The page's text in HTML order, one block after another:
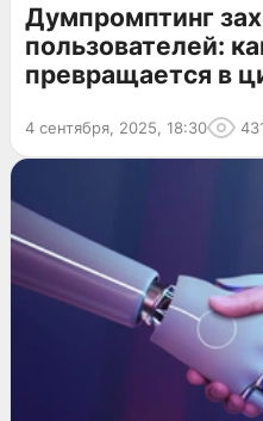
Думпромптинг
пользователей:
превращается в
4 сентября, 2025, 18:30